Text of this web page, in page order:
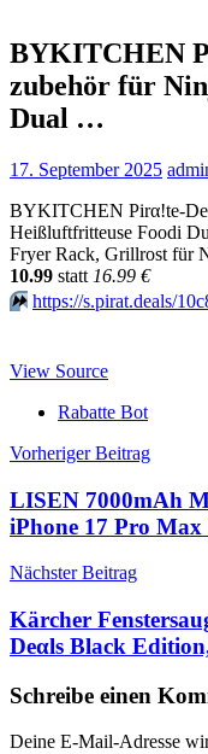
BYKITCHEN
zubehör für
Dual …
17. September 2025
BYKITCHEN Pirα!tе-
Heißluftfritteuse Foodi
Fryer Rack, Grillrost für
10.99 statt 16.99 €
⏩️ https://s.pirat.deals/
View Source
Rabatte Bot
Vorheriger Beitrag
LISEN 7000mAh
iPhone 17 Pro
Nächster Beitrag
Kärcher
Dеαls Black
Schreibe einen
Deine E-Mail-Adresse